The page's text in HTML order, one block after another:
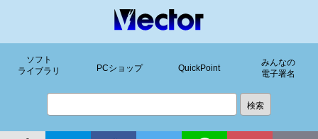
ソフト
ライブラリ
PCショップ QuickPoint
みんなの
電子署名